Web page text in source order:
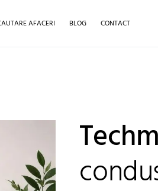
AFACERI BLOG CONTACT